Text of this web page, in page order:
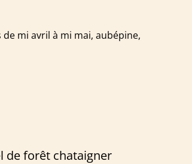
mi avril à mi mai, aubépine,
de forêt chataigner